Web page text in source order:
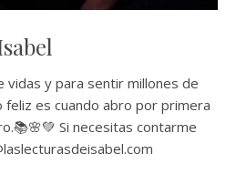
vidas y para sentir millones de
feliz es cuando abro por primera
Si necesitas contarme